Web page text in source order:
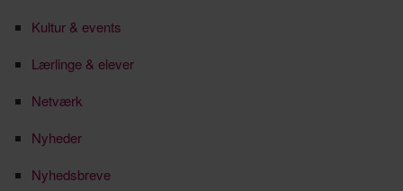
Kultur & events
Lærlinge & elever
Netværk
Nyheder
Nyhedsbreve